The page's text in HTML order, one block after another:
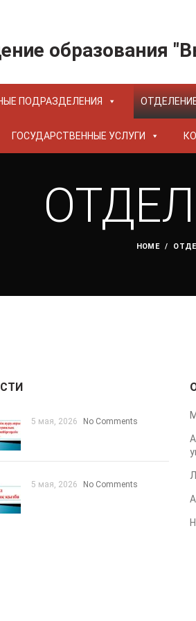
образования
ПОДРАЗДЕЛЕНИЯ
ГОСУДАРСТВЕННЫЕ УСЛУГИ
HOME
5 мая, 2026 No Comments
5 мая, 2026 No Comments